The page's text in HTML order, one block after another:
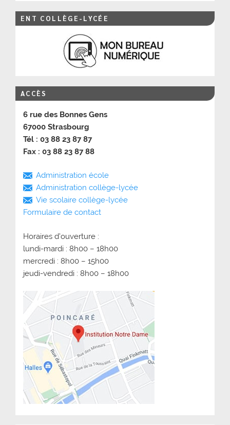
ENT COLLÈGE-LYCÉE
ACCÈS
6 rue des Bonnes Gens
67000 Strasbourg
Tél : 03 88 23 87 87
Fax : 03 88 23 87 88
Administration école
Administration collège-lycée
Vie scolaire collège-lycée
Formulaire de contact
Horaires d’ouverture :
lundi-mardi : 8h00 – 18h00
mercredi : 8h00 – 15h00
jeudi-vendredi : 8h00 – 18h00